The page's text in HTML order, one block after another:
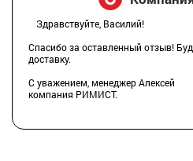
Здравствуйте, Василий!
Спасибо за оставленный отзыв!
доставку.
С уважением, менеджер Алексей
компания РИМИСТ.